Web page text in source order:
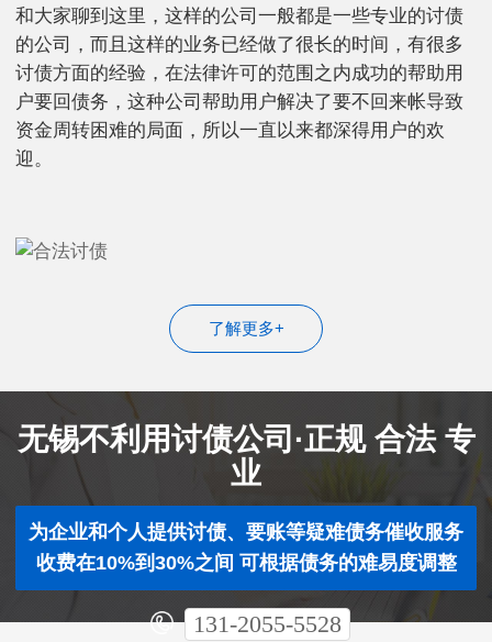
和大家聊到这里，这样的公司一般都是一些专业的讨债
的公司，而且这样的业务已经做了很长的时间，有很多
讨债方面的经验，在法律许可的范围之内成功的帮助用
户要回债务，这种公司帮助用户解决了要不回来帐导致
资金周转困难的局面，所以一直以来都深得用户的欢
迎。
了解更多+
无锡不利用讨债公司·正规 合法 专
业
为企业和个人提供讨债、要账等疑难债务催收服务
收费在10%到30%之间 可根据债务的难易度调整
131-2055-5528